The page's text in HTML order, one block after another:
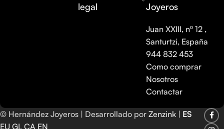
legal
Joyeros
Juan XXIII, nº 12 ,
Santurtzi, España
944 832 453
Como comprar
Nosotros
Contactar
© Hernández Joyeros | Desarrollado por Zenzink | ES
EU GL CA EN